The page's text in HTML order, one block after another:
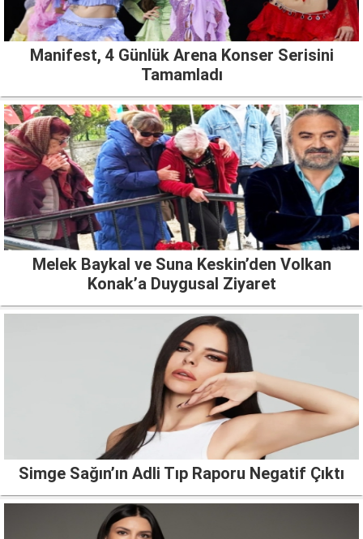
Manifest, 4 Günlük Arena Konser Serisini
Tamamladı
Melek Baykal ve Suna Keskin’den Volkan
Konak’a Duygusal Ziyaret
Simge Sağın’ın Adli Tıp Raporu Negatif Çıktı